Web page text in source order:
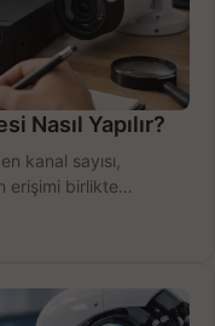
Nasıl Yapılır?
kanal sayısı,
erişimi birlikte